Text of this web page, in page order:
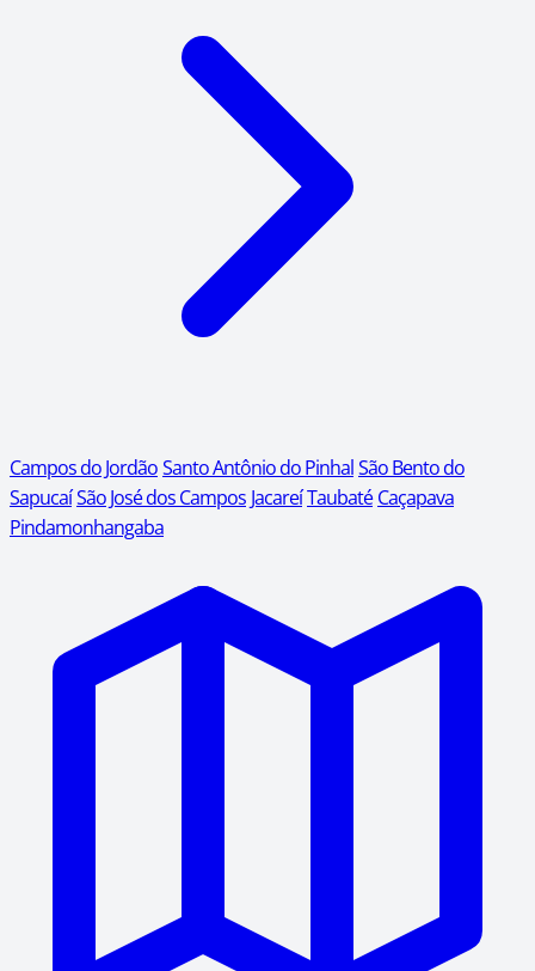
Campos do JordãoSanto Antônio do PinhalSão Bento do
SapucaíSão José dos Campos JacareíTaubaté Caçapava
Pindamonhangaba